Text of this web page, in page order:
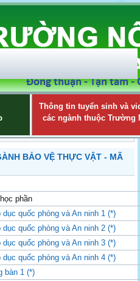
Thông tin tuyển sinh và
các ngành thuộc Trường
BẢO VỆ THỰC VẬT - MÃ
phần
dục quốc phòng và An ninh 1 (*)
dục quốc phòng và An ninh 2 (*)
dục quốc phòng và An ninh 3 (*)
dục quốc phòng và An ninh 4 (*)
bàn 1 (*)